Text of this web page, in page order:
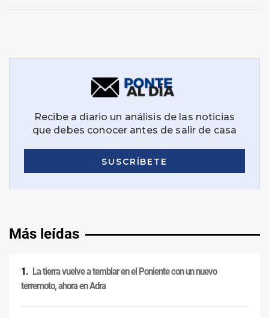
Más leídas
La tierra vuelve a temblar en el Poniente con un nuevo
terremoto, ahora en Adra